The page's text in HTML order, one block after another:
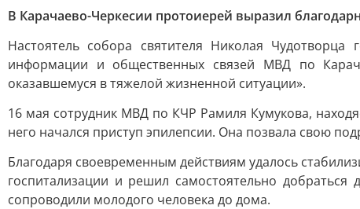
В Карачаево-Черкесии протоиерей выразил
Настоятель собора святителя Николая
информации и общественных связей МВД по
оказавшемуся в тяжелой жизненной ситуации».
16 мая сотрудник МВД по КЧР Рамиля Кумукова,
него начался приступ эпилепсии. Она позвала свою
Благодаря своевременным действиям удалось
госпитализации и решил самостоятельно
сопроводили молодого человека до дома.